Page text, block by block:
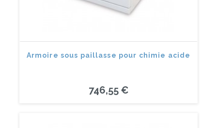
Armoire sous paillasse pour chimie acide
746,55 €